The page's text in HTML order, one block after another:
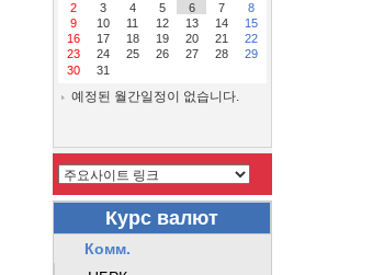
2
3 4 5 6 7
8
9
10 11 12 13 14
15
16
17 18 19 20 21
22
23
24 25 26 27 28
29
30
31
예정된 월간일정이 없습니다.